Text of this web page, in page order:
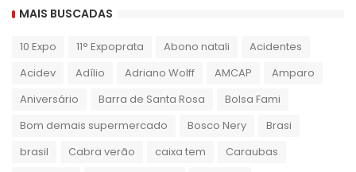
MAIS BUSCADAS
10 Expo 11° Expoprata Abono natali
Acidentes
Acidev
Adílio Adriano Wolff AMCAP
Amparo
Aniversário
Barra de Santa Rosa
Bolsa Fami
Bom demais supermercado
Bosco Nery
Brasi
brasil
Cabra verão caixa tem
Caraubas